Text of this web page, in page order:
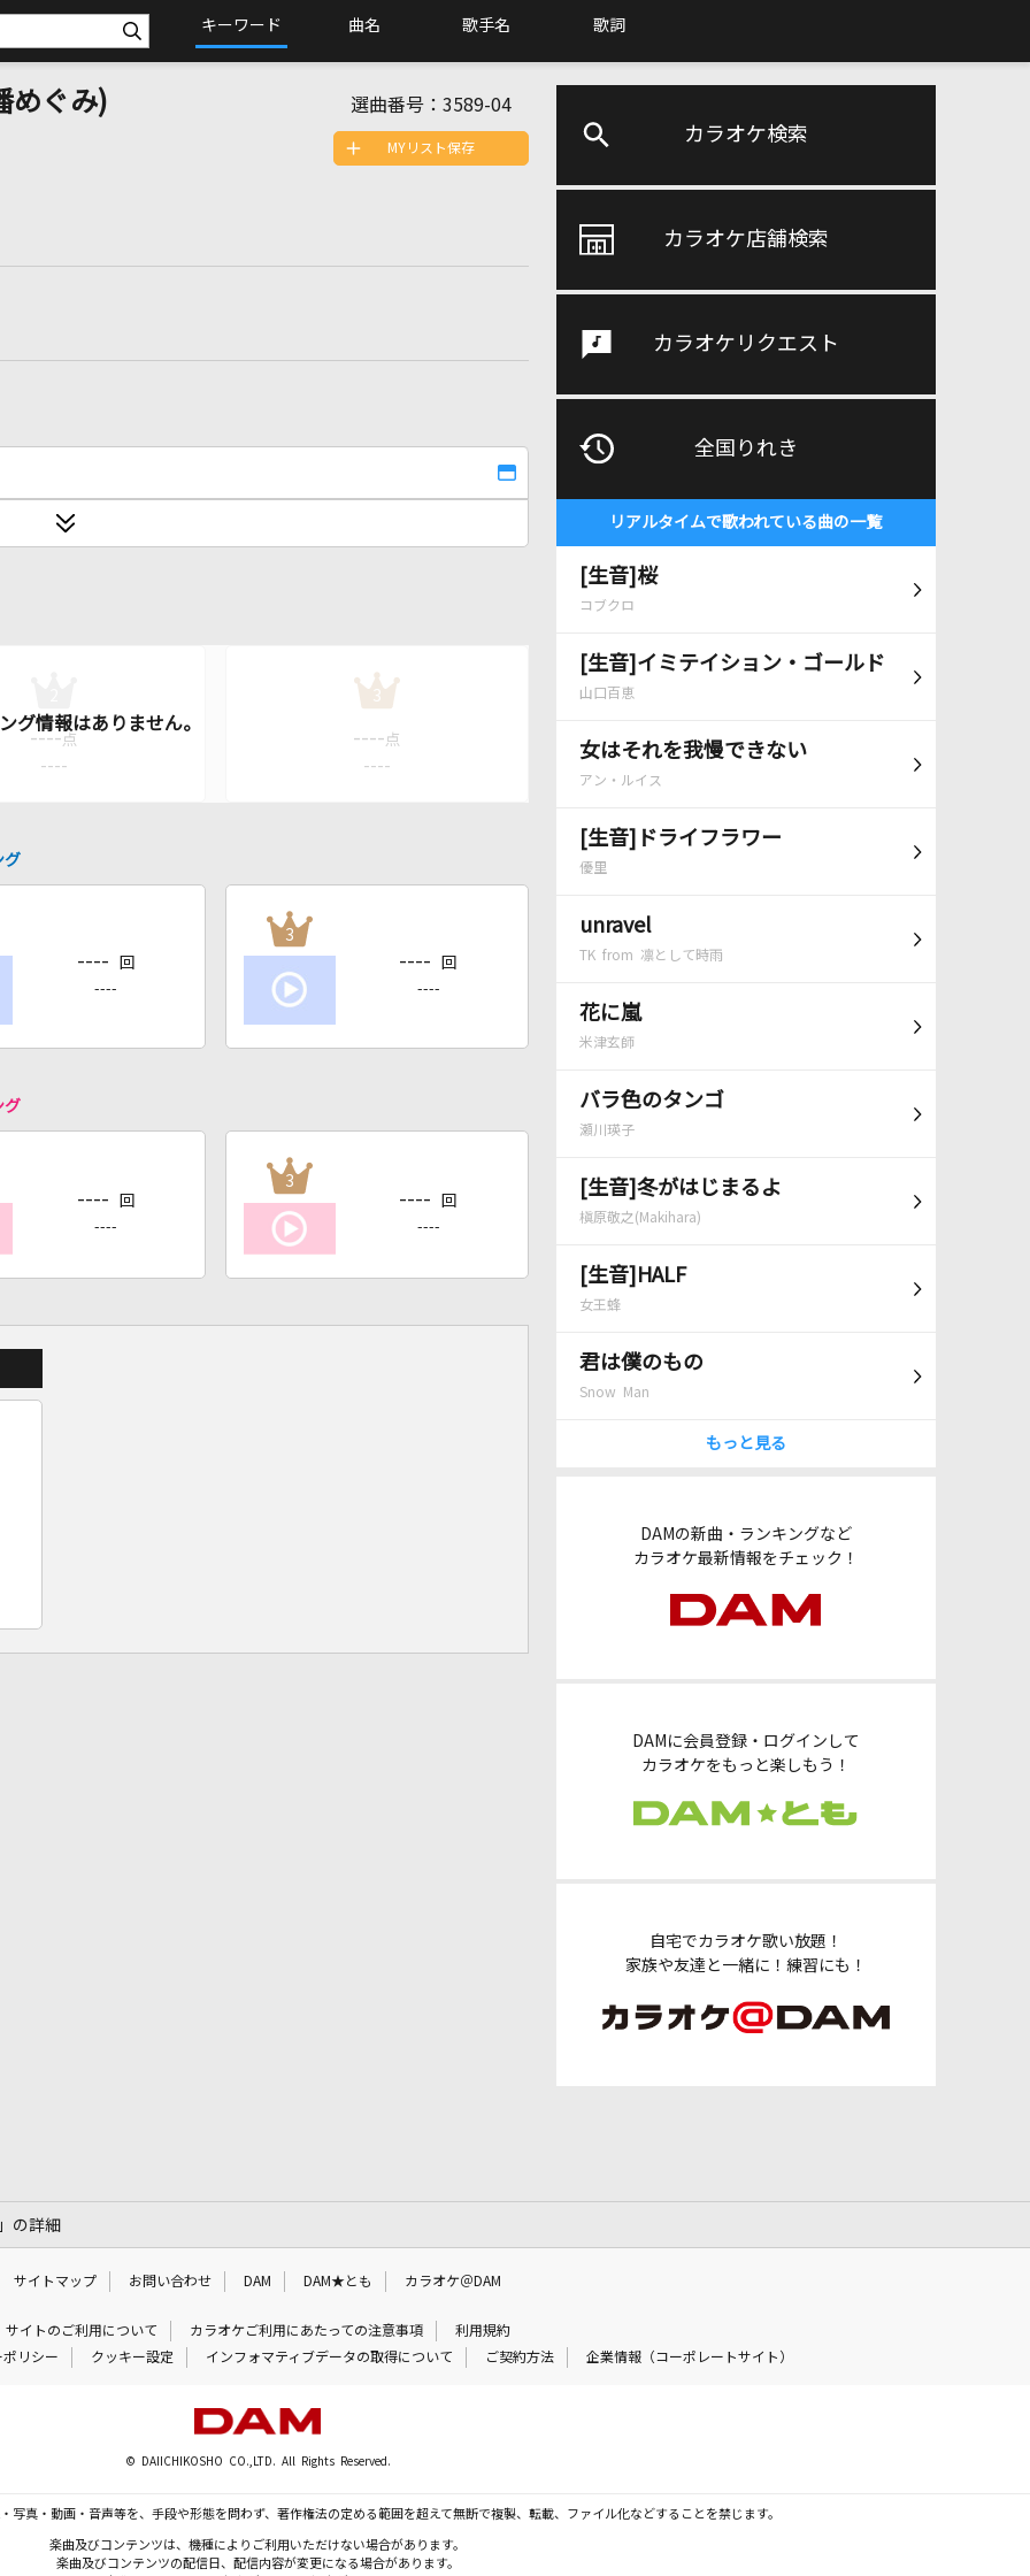
キーワード 曲名 歌手名 歌詞
カラオケ検索
カラオケ店舗検索
カラオケリクエスト
全国りれき
リアルタイムで歌われている曲の一覧
[生音]桜
コブクロ
[生音]イミテイション・ゴールド
山口百恵
女はそれを我慢できない
アン・ルイス
[生音]ドライフラワー
優里
unravel
TK from 凛として時雨
花に嵐
米津玄師
バラ色のタンゴ
瀬川瑛子
[生音]冬がはじまるよ
槇原敬之(Makihara)
[生音]HALF
女王蜂
君は僕のもの
Snow Man
もっと見る
DAMの新曲・ランキングなど
カラオケ最新情報をチェック！
DAMに会員登録・ログインして
カラオケをもっと楽しもう！
自宅でカラオケ歌い放題！
家族や友達と一緒に！練習にも！
めぐみ) 選曲番号： 3589-04
MYリスト保存
---- 点
----
3
---- 点
----
グ
---- 回
----
3
---- 回
----
グ
---- 回
----
3
---- 回
----
の詳細
サイトマップ お問い合わせ DAM DAM★とも カラオケ＠DAM
サイトのご利用について カラオケご利用にあたっての注意事項
利用規約
リシー
クッキー設定 インフォマティブデータの取得について ご契約方法 企業情報（コーポレートサイト）
© DAIICHIKOSHO CO.,LTD. All Rights Reserved.
写真・動画・音声等を、手段や形態を問わず、著作権法の定める範囲を超えて無断で複製、転載、ファイル化などすることを禁じます。
楽曲及びコンテンツは、機種によりご利用いただけない場合があります。
楽曲及びコンテンツの配信日、配信内容が変更になる場合があります。